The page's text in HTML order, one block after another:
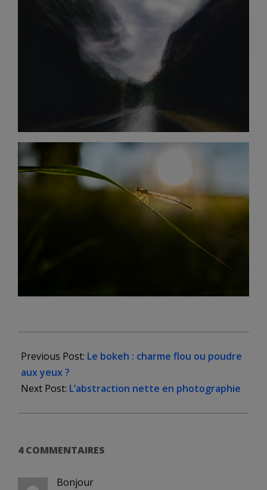
11-
16
Previous Post: Le bokeh : charme flou ou poudre
aux yeux ?
Next Post: L’abstraction nette en photographie
4 COMMENTAIRES
Bonjour